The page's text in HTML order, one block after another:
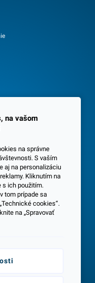
Senci
na vašom
na správne
S vaším
aj na personalizáciu
Kliknutím na
s ich použitím.
tom prípade sa
cookies“.
na „Spravovať